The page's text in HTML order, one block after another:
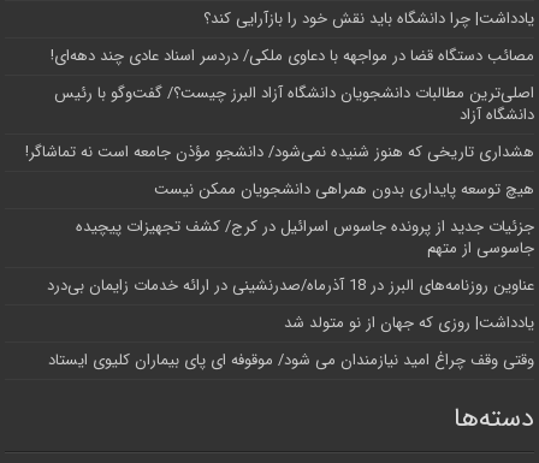
یادداشت| چرا دانشگاه باید نقش خود را بازآرایی کند؟
مصائب دستگاه قضا در مواجهه با دعاوی ملکی/ دردسر اسناد عادی چند‌ دهه‌ای!
اصلی‌ترین مطالبات دانشجویان دانشگاه آزاد البرز چیست؟/ گفت‌وگو با رئیس
دانشگاه آز‌اد
هشداری تاریخی که هنوز شنیده نمی‌شود/ دانشجو مؤذن جامعه است نه تماشاگر!
هیچ توسعه پایداری بدون همراهی دانشجویان ممکن نیست
جزئیات جدید از پرونده جاسوس اسرائیل در کرج/‌ کشف تجهیزات پیچیده
جاسوسی از متهم
عناوین روزنامه‌های البرز در ‌18 آذرماه/صدرنشینی در ارائه خدمات زایمان بی‌درد
یادداشت| روزی که جهان از نو متولد شد
وقتی وقف چراغ امید نیازمندان می شود/ موقوفه ای پای بیماران کلیوی ایستاد
دسته‌ها